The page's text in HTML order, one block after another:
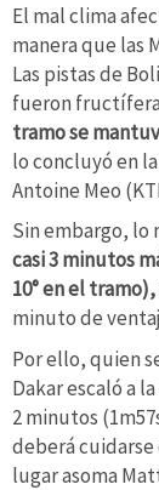
El mal clima
manera que las
Las pistas de
fueron
tramo se
lo concluyó en
Antoine Meo
Sin embargo,
casi 3 minutos
10° en el tramo),
minuto de
Por ello, quien
Dakar escaló a
2 minutos
deberá cuidarse
lugar asoma